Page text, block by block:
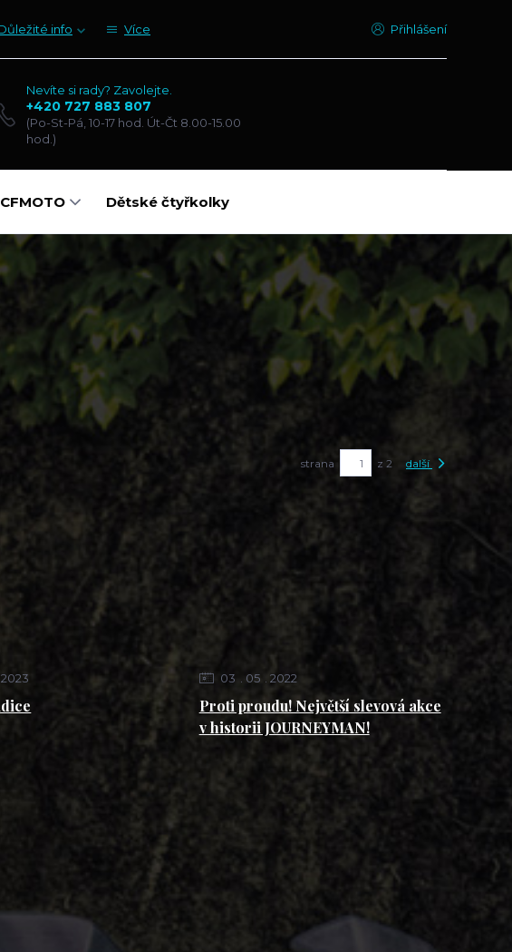
info Více Přihlášení
Nevíte si rady? Zavolejte.
+420 727 883 807
(Po-St-Pá, 10-17 hod. Út-Čt 8.00-15.00
hod.)
Dětské čtyřkolky
strana z 2 další
2023
Proti proudu! Největší slevová akce
v historii JOURNEYMAN!
03 05 2022